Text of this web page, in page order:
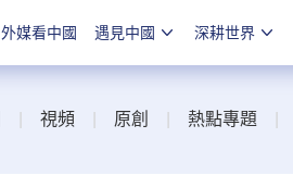
外媒看中國 遇見中國 深耕世界
視頻 原創 熱點專題